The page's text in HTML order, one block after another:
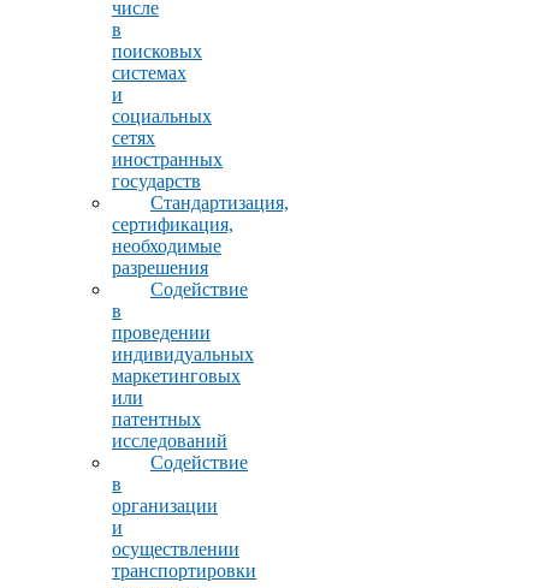
числе
в
поисковых
системах
и
социальных
сетях
иностранных
государств
Стандартизация,
сертификация,
необходимые
разрешения
Содействие
в
проведении
индивидуальных
маркетинговых
или
патентных
исследований
Содействие
в
организации
и
осуществлении
транспортировки